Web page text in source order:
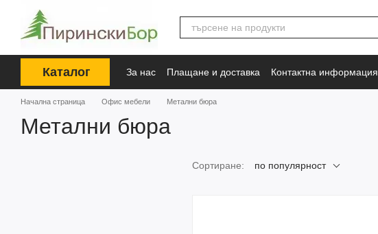
Премини към основното съдържание
Каталог За нас Плащане и доставка Контактна информация
Начална страница Офис мебели Метални бюра
Метални бюра
Сортиране: по популярност